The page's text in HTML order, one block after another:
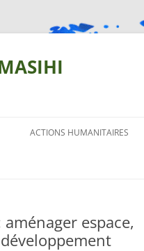
ACTIONS HUMANITAIRES
espace,